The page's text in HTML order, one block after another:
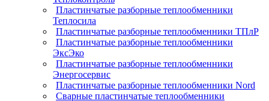
Пластинчатые разборные теплообменники
Теплосила
Пластинчатые разборные теплообменники ТПлР
Пластинчатые разборные теплообменники
ЭксЭко
Пластинчатые разборные теплообменники
Энергосервис
Пластинчатые разборные теплообменники Nord
Сварные пластинчатые теплообменники